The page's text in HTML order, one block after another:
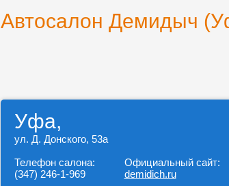
Автосалон Демидыч
Уфа,
ул. Д. Донского, 53а
Телефон салона:
(347) 246-1-969
Официальный сайт:
demidich.ru